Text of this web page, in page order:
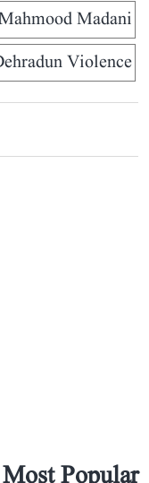
Madani
Violence
Most Popular